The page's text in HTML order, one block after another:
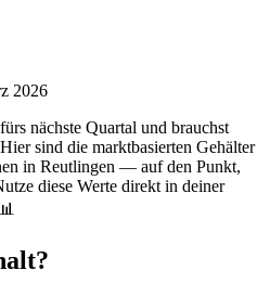
2026
nächste Quartal und brauchst
sind die marktbasierten Gehälter
in Reutlingen — auf den Punkt,
diese Werte direkt in deiner